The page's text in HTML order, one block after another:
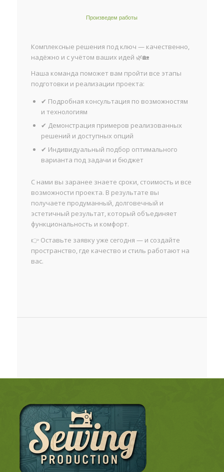
Произведем работы
Комплексные решения под ключ — качественно,
надёжно и с учётом ваших идей 🌿🏡
Наша команда поможет вам пройти все этапы
подготовки и реализации проекта:
✔ Подробная консультация по возможностям
и технологиям
✔ Демонстрация примеров реализованных
решений и доступных опций
✔ Индивидуальный подбор оптимального
варианта под задачи и бюджет
С нами вы заранее знаете сроки, стоимость и все
возможности проекта. В результате вы
получаете продуманный, долговечный и
эстетичный результат, который объединяет
функциональность и комфорт.
👉 Оставьте заявку уже сегодня — и создайте
пространство, где качество и стиль работают на
вас.